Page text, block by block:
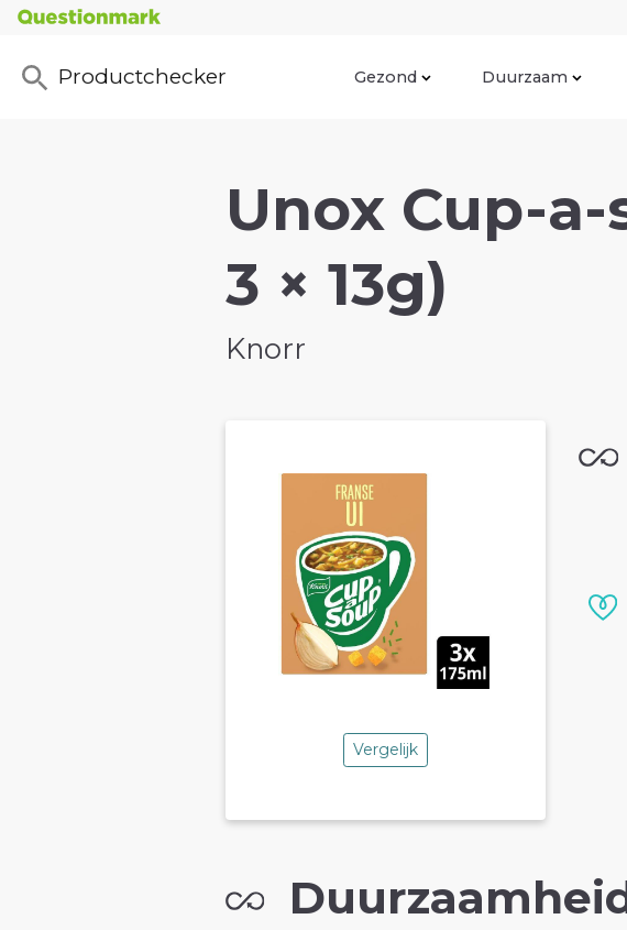
Productchecker Gezond Duurzaam
Unox Cup-
3 × 13g)
Knorr
Vergelijk